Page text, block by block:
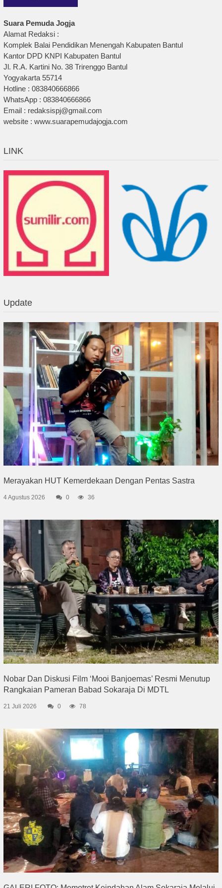
Suara Pemuda Jogja
Alamat Redaksi :
Komplek Balai Pendidikan Menengah Kabupaten Bantul
Kantor DPD KNPI Kabupaten Bantul
Jl. R.A. Kartini No. 38 Trirenggo Bantul
Yogyakarta 55714
Hotline : 083840666866
WhatsApp : 083840666866
Email : redaksispj@gmail.com
website : www.suarapemudajogja.com
LINK
Update
Merayakan HUT Kemerdekaan Dengan Pentas Sastra
4 Agustus 2026 0 36
Nobar Dan Diskusi Film ‘Mooi Banjoemas’ Resmi Menutup
Rangkaian Pameran Babad Sokaraja Di MDTL
21 Juli 2026 0 78